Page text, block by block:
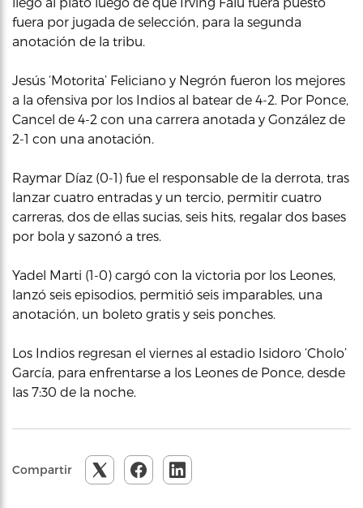
fuera por jugada de selección, para la segunda
anotación de la tribu.
Jesús ‘Motorita’ Feliciano y Negrón fueron los mejores
a la ofensiva por los Indios al batear de 4-2. Por Ponce,
Cancel de 4-2 con una carrera anotada y González de
2-1 con una anotación.
Raymar Díaz (0-1) fue el responsable de la derrota, tras
lanzar cuatro entradas y un tercio, permitir cuatro
carreras, dos de ellas sucias, seis hits, regalar dos bases
por bola y sazonó a tres.
Yadel Marti (1-0) cargó con la victoria por los Leones,
lanzó seis episodios, permitió seis imparables, una
anotación, un boleto gratis y seis ponches.
Los Indios regresan el viernes al estadio Isidoro ‘Cholo’
García, para enfrentarse a los Leones de Ponce, desde
las 7:30 de la noche.
Compartir